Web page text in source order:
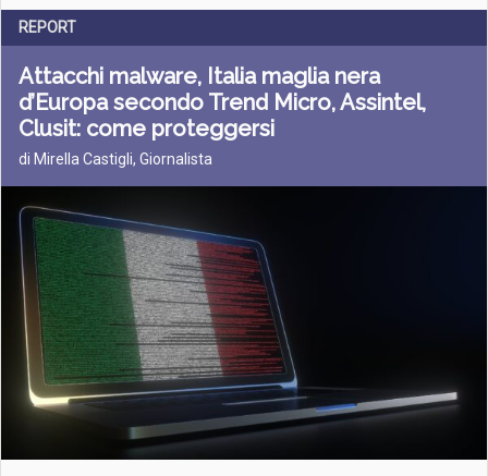
REPORT
Attacchi malware, Italia maglia nera
d’Europa secondo Trend Micro, Assintel,
Clusit: come proteggersi
di Mirella Castigli, Giornalista